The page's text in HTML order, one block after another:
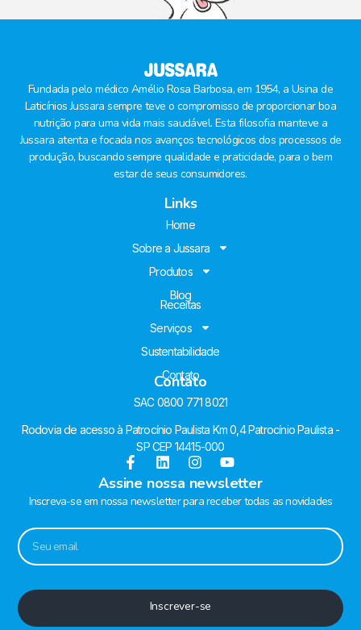
Fundada pelo médico Amélio Rosa Barbosa, em 1954, a Usina de
Laticínios Jussara sempre teve o compromisso de proporcionar boa
nutrição para uma vida mais saudável. Esta filosofia manteve a
Jussara atenta e focada nos avanços tecnológicos dos processos de
produção, buscando sempre qualidade e praticidade, para o bem
estar de seus consumidores.
Links
Home
Sobre a Jussara
Produtos
Blog
Receitas
Serviços
Sustentabilidade
Contato
Contato
SAC 0800 771 8021
Rodovia de acesso à Patrocínio Paulista Km 0,4 Patrocínio Paulista -
SP CEP 14415-000
Assine nossa newsletter
Inscreva-se em nossa newsletter para receber todas as novidades
Inscrever-se